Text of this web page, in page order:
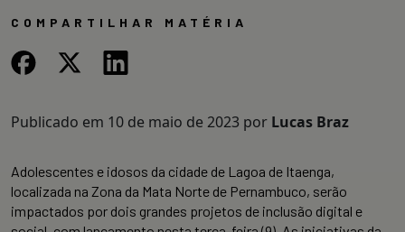
COMPARTILHAR MATÉRIA
Publicado em 10 de maio de 2023 por Lucas Braz
Adolescentes e idosos da cidade de Lagoa de Itaenga,
localizada na Zona da Mata Norte de Pernambuco, serão
impactados por dois grandes projetos de inclusão digital e